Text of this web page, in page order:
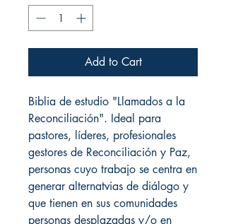
Add to Cart
Biblia de estudio "Llamados a la
Reconciliación". Ideal para
pastores, líderes, profesionales
gestores de Reconciliación y Paz,
personas cuyo trabajo se centra en
generar alternatvias de diálogo y
que tienen en sus comunidades
personas desplazadas y/o en